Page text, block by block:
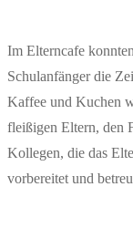
Im Elterncafe
Schulanfänger die
Kaffee und Kuchen
fleißigen Eltern, den
Kollegen, die das
vorbereitet und